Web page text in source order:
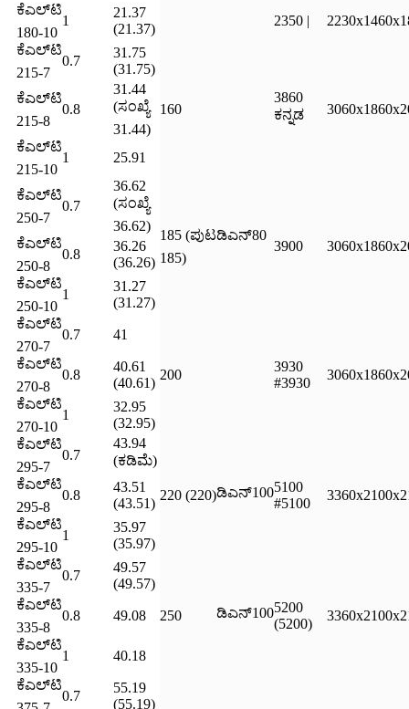
ಕೆಎಲ್‌ಟಿ
180-10
1
21.37
(21.37)
2350 |
ಕೆಎಲ್‌ಟಿ
215-7
0.7
31.75
(31.75)
160
ಡಿಎನ್80
3860
ಕನ್ನಡ
ಕೆಎಲ್‌ಟಿ
215-8
0.8
31.44
(ಸಂಖ್ಯೆ
31.44)
ಕೆಎಲ್‌ಟಿ
215-10
1 25.91
ಕೆಎಲ್‌ಟಿ
250-7
0.7
36.62
(ಸಂಖ್ಯೆ
36.62)
185 (ಪುಟ
185)
3900
ಕೆಎಲ್‌ಟಿ
250-8
0.8
36.26
(36.26)
ಕೆಎಲ್‌ಟಿ
250-10
1
31.27
(31.27)
ಕೆಎಲ್‌ಟಿ
270-7
0.7 41
200
3930
#3930
ಕೆಎಲ್‌ಟಿ
270-8
0.8
40.61
(40.61)
ಕೆಎಲ್‌ಟಿ
270-10
1
32.95
(32.95)
ಕೆಎಲ್‌ಟಿ
295-7
0.7
43.94
(ಕಡಿಮೆ)
220 (220)ಡಿಎನ್1005100
#5100
ಕೆಎಲ್‌ಟಿ
295-8
0.8
43.51
(43.51)
ಕೆಎಲ್‌ಟಿ
295-10
1
35.97
(35.97)
ಕೆಎಲ್‌ಟಿ
335-7
0.7
49.57
(49.57)
250 ಡಿಎನ್1005200
(5200)
ಕೆಎಲ್‌ಟಿ
335-8
0.8
49.08
ಕೆಎಲ್‌ಟಿ
335-10
1
40.18
ಕೆಎಲ್‌ಟಿ
0.7
55.19
(55.19)